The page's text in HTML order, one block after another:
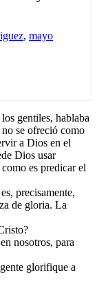
, mayo
gentiles, hablaba
se ofreció como
a Dios en el
Dios usar
es predicar el
precisamente,
de gloria. La
nosotros, para
glorifique a